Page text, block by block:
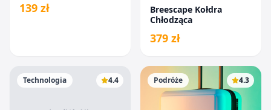
139 zł
Breescape Kołdra
Chłodząca
379 zł
Technologia 4.4 Podróże 4.3